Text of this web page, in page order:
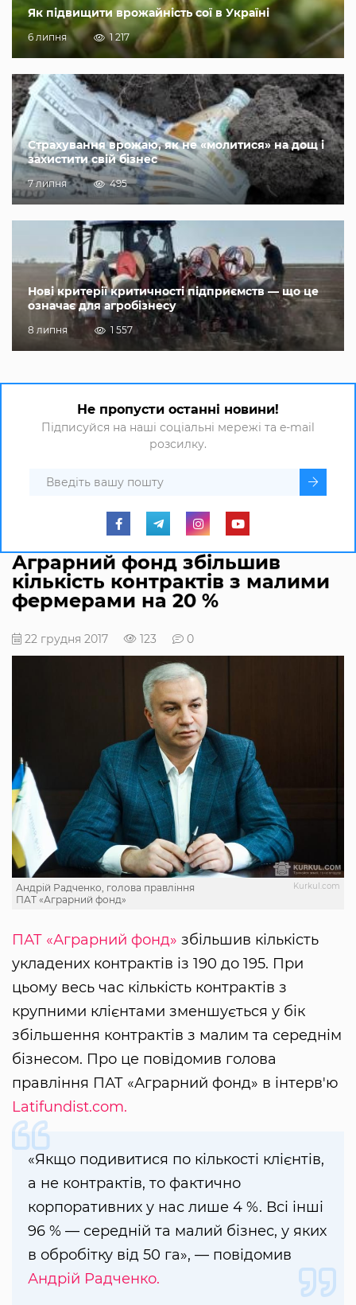
Як підвищити врожайність сої в Україні
6 липня 1 217
Страхування врожаю, як не «молитися» на дощ і
захистити свій бізнес
7 липня 495
Нові критерії критичності підприємств — що це
означає для агробізнесу
8 липня 1 557
Не пропусти останні новини!
Підписуйся на наші соціальні мережі та e-mail
розсилку.
Аграрний фонд збільшив
кількість контрактів з малими
фермерами на 20 %
22 грудня 2017 123 0
Kurkul.com
Андрій Радченко, голова правління
ПАТ «Аграрний фонд»
ПАТ «Аграрний фонд» збільшив кількість
укладених контрактів із 190 до 195. При
цьому весь час кількість контрактів з
крупними клієнтами зменшується у бік
збільшення контрактів з малим та середнім
бізнесом. Про це повідомив голова
правління ПАТ «Аграрний фонд» в інтерв'ю
Latifundist.com.
«Якщо подивитися по кількості клієнтів,
а не контрактів, то фактично
корпоративних у нас лише 4 %. Всі інші
96 % — середній та малий бізнес, у яких
в обробітку від 50 га», — повідомив
Андрій Радченко.